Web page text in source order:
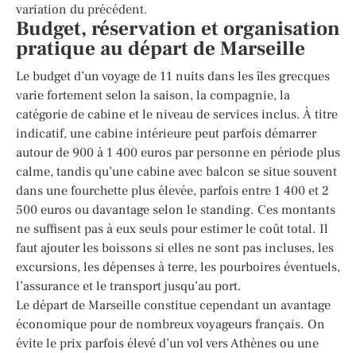
variation du précédent.
Budget, réservation et organisation
pratique au départ de Marseille
Le budget d’un voyage de 11 nuits dans les îles grecques
varie fortement selon la saison, la compagnie, la
catégorie de cabine et le niveau de services inclus. À titre
indicatif, une cabine intérieure peut parfois démarrer
autour de 900 à 1 400 euros par personne en période plus
calme, tandis qu’une cabine avec balcon se situe souvent
dans une fourchette plus élevée, parfois entre 1 400 et 2
500 euros ou davantage selon le standing. Ces montants
ne suffisent pas à eux seuls pour estimer le coût total. Il
faut ajouter les boissons si elles ne sont pas incluses, les
excursions, les dépenses à terre, les pourboires éventuels,
l’assurance et le transport jusqu’au port.
Le départ de Marseille constitue cependant un avantage
économique pour de nombreux voyageurs français. On
évite le prix parfois élevé d’un vol vers Athènes ou une